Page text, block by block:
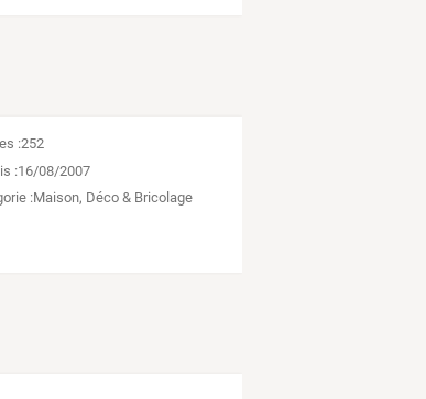
:252
:16/08/2007
:Maison, Déco & Bricolage